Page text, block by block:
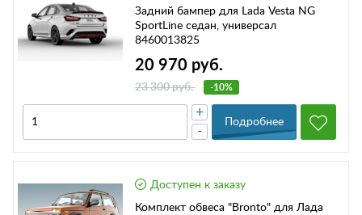
Задний бампер для Lada Vesta NG
SportLine седан, универсал
8460013825
20 970 руб.
23 300 руб. -10%
-
+
Подробнее
Доступен к заказу
Комплект обвеса "Bronto" для Лада